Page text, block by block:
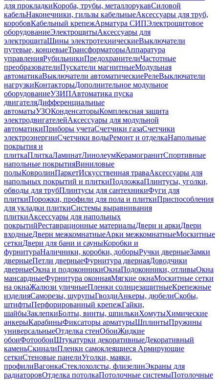
для прокладкиКороба, трубы, металлорукавСиловой
кабельНаконечники, гильзы кабельныеАксессуары для труб,
коробовКабельный крепежАрматура СИПЭлектрощитовое
оборудованиеЭлектрощитыАксессуары для
электрощитаШины электротехническиеВыключатели
путевые, концевыеТрансформаторыАппаратура
управленияРубильникиПредохранителиЧастотные
преобразователиПускатели магнитныеМодульная
автоматикаВыключатели автоматическиеРелеВыключатели
нагрузкиКонтакторыДополнительное модульное
оборудованиеУЗИПАвтоматика пуска
двигателяДифференциальные
автоматыУЗОКонденсаторыКомплексная защита
электродвигателейАксессуары для модульной
автоматикиПриборы учетаСчетчики газаСчетчики
электроэнергииСчетчики водыРемонт и отделкаНапольные
покрытия и
плиткаПлиткаЛаминатЛинолеумКерамогранитСпортивные
напольные покрытияВиниловые
полыКовролинПаркетИскусственная траваАксессуары для
напольных покрытий и плиткиПодложкаПлинтусы, уголки,
обводы для трубПлинтусы для сантехникиФуги для
плиткиПорожки, профили для пола и плиткиПриспособления
для укладки плиткиСистемы выравнивания
плиткиАксессуары для напольных
покрытийРеставрационные материалыДвери и аркиДвери
входныеДвери межкомнатныеАрки межкомнатныеМоскитные
сеткиДвери для бани и сауныКоробки и
фурнитураНаличники, коробки, доборыРучки дверныеЗамки
дверныеПетли дверныеФурнитура двернаяДоводчики
дверныеОкна и подоконникиОкнаПодоконники, отливыОкна
мансардныеФурнитура оконнаяМягкие окнаМоскитные сетки
на окнаЖалюзи уличныеПленки солнцезащитныеКрепежные
изделияСаморезы, шурупыГвоздиАнкеры, дюбелиСкобы,
штифтыПерфорированный крепежГайки,
шайбыЗаклепкиБолты, винты, шпилькиХомутыХимические
анкерыКарабиныФиксаторы арматурыШплинтыПружины
универсальныеОтделка стенОбоиЖидкие
обоиФотообоиШтукатурки декоративныеДекоративный
каменьСкиналиПленки самоклеящиеся Армирующие
сеткиСтеновые панелиУголки, маяки,
профилиВагонкаСтеклохолсты, флизелинЭкраны для
радиаторовОтделка потолкаПотолочные системыПотолочные